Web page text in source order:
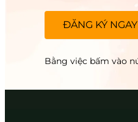
Bằng việc bấm vào